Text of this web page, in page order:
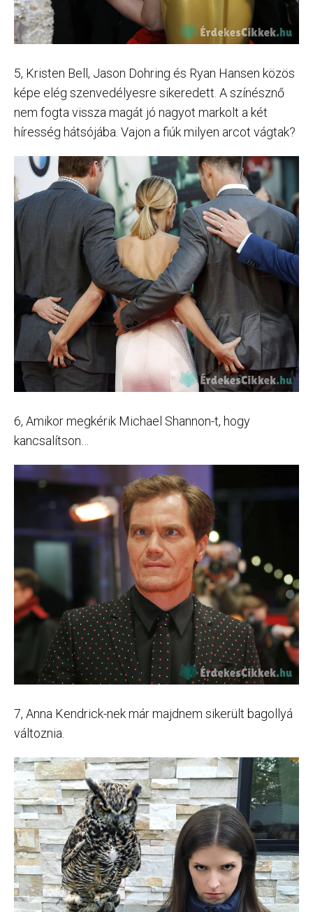
5, Kristen Bell, Jason Dohring és Ryan Hansen közös
képe elég szenvedélyesre sikeredett. A színésznő
nem fogta vissza magát jó nagyot markolt a két
híresség hátsójába. Vajon a fiúk milyen arcot vágtak?
6, Amikor megkérik Michael Shannon-t, hogy
kancsalítson…
7, Anna Kendrick-nek már majdnem sikerült bagollyá
változnia.